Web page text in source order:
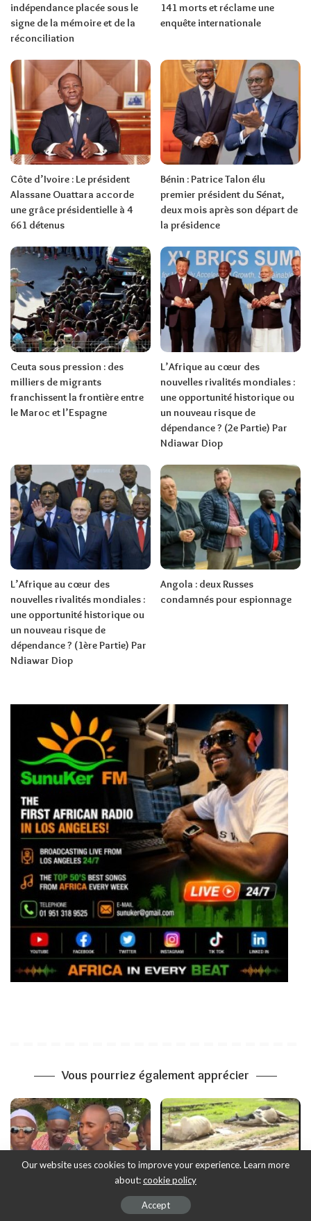
indépendance placée sous le
signe de la mémoire et de la
réconciliation
141 morts et réclame une
enquête internationale
Côte d’Ivoire : Le président
Alassane Ouattara accorde
une grâce présidentielle à 4
661 détenus
Bénin : Patrice Talon élu
premier président du Sénat,
deux mois après son départ de
la présidence
Ceuta sous pression : des
milliers de migrants
franchissent la frontière entre
le Maroc et l’Espagne
L’Afrique au cœur des
nouvelles rivalités mondiales :
une opportunité historique ou
un nouveau risque de
dépendance ? (2e Partie) Par
Ndiawar Diop
L’Afrique au cœur des
nouvelles rivalités mondiales :
une opportunité historique ou
un nouveau risque de
dépendance ? (1ère Partie) Par
Ndiawar Diop
Angola : deux Russes
condamnés pour espionnage
Vous pourriez également apprécier
Insecurité à Bouldiabe Sinthiou Ziguinchor : Électrocution de
Our website uses cookies to improve your experience. Learn more
about:cookie policy
Accept